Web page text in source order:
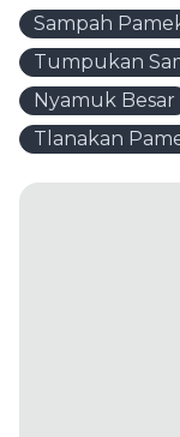
Sampah
Tumpukan
Nyamuk Besar
Tlanakan